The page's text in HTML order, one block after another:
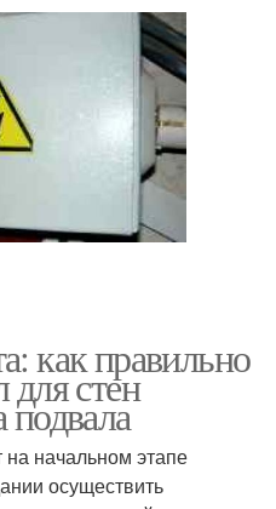
как правильно
для стен
подвала
начальном этапе
осуществить